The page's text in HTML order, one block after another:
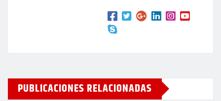
PUBLICACIONES RELACIONADAS